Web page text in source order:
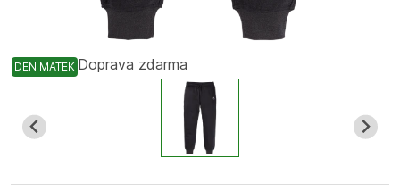
DEN MATEK Doprava zdarma